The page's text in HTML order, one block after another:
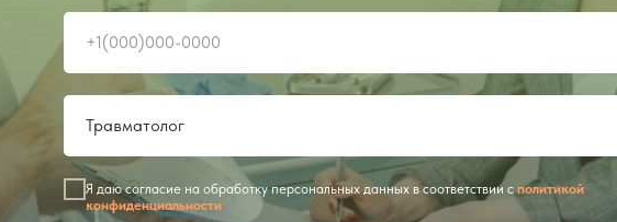
Я даю согласие на обработку персональных данных в соответствии с политикой
конфиденциальности